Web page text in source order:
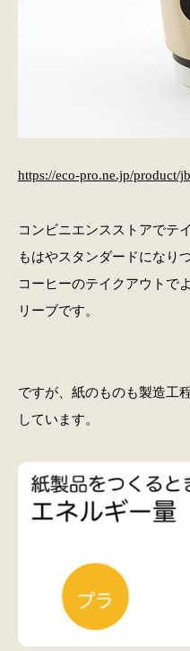
https://eco-pro.ne.jp/product/
コンビニエンスストアでテ
もはやスタンダードになり
コーヒーのテイクアウトで
リーブです。
ですが、紙のものも製造工
しています。